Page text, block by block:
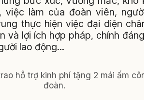
việc làm của đoàn viên,
thực hiện việc đại diện
và lợi ích hợp pháp, chính đáng
lao động...
hỗ trợ kinh phí tặng 2 mái ấm
đoàn.